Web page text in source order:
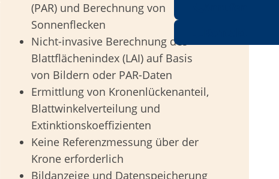
(PAR) und Berechnung von
Sonnenflecken
Nicht-invasive Berechnung des
Blattflächenindex (LAI) auf Basis
von Bildern oder PAR-Daten
Ermittlung von Kronenlückenanteil,
Blattwinkelverteilung und
Extinktionskoeffizienten
Keine Referenzmessung über der
Krone erforderlich
Bildanzeige und Datenspeicherung